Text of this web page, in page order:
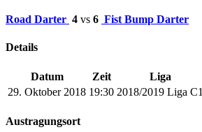
Road Darter 4 vs 6 Fist Bump Darter
Details
Datum Zeit Liga
29. Oktober 2018 19:30 2018/2019 Liga C1
Austragungsort